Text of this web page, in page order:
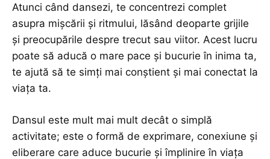
Atunci când dansezi, te concentrezi complet
asupra mișcării și ritmului, lăsând deoparte grijile
și preocupările despre trecut sau viitor. Acest lucru
poate să aducă o mare pace și bucurie în inima ta,
te ajută să te simți mai conștient și mai conectat la
viața ta.
Dansul este mult mai mult decât o simplă
activitate; este o formă de exprimare, conexiune și
eliberare care aduce bucurie și împlinire în viața